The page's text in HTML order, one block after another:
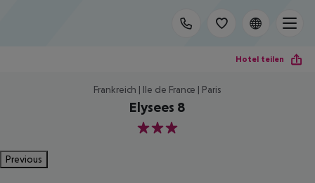
Hotel teilen
Frankreich | Ile de France | Paris
Elysees 8
3
Previous